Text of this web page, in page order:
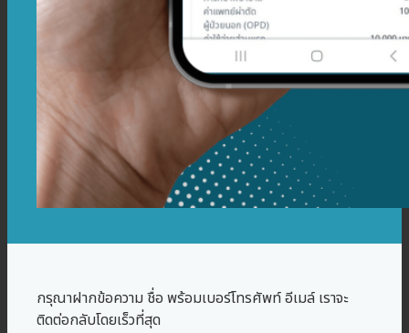
กรุณาฝากข้อความ ชื่อ พร้อมเบอร์โทรศัพท์ อีเมล์ เราจะ
ติดต่อกลับโดยเร็วที่สุด